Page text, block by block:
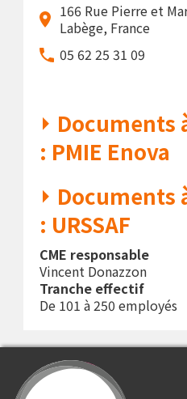
166 Rue Pierre et
Labège, France
05 62 25 31 09
Documents
: PMIE Enova
Documents
: URSSAF
CME responsable
Vincent Donazzon
Tranche effectif
De 101 à 250 employés